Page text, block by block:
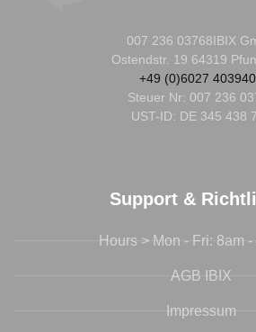
007 236 03768IBIX
Ostendstr. 19 64319
+49 (0)6027
Steuer Nr: 007 236
UST-ID: DE 345 438
Support &
Hours > Mon - Fri: 8am
AGB IBIX
Impressum